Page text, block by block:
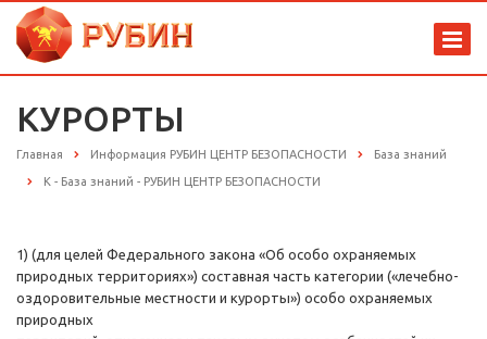
КУРОРТЫ
Главная Информация РУБИН ЦЕНТР БЕЗОПАСНОСТИ База знаний
К - База знаний - РУБИН ЦЕНТР БЕЗОПАСНОСТИ
1) (для целей Федерального закона «Об особо охраняемых
природных территориях») составная часть категории («лечебно-
оздоровительные местности и курорты») особо охраняемых
природных